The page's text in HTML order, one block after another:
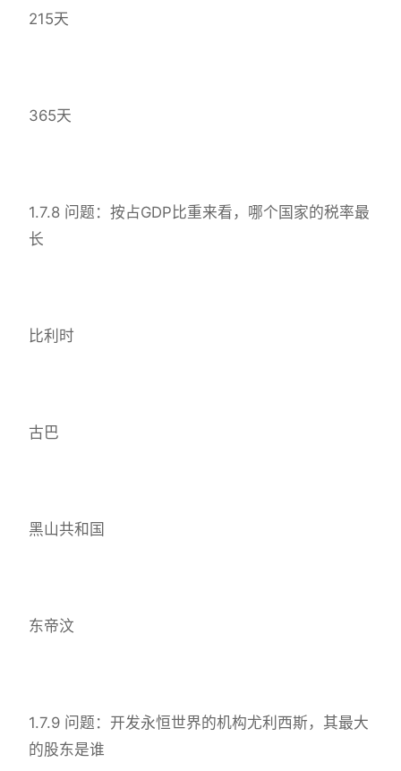
215天
365天
1.7.8 问题：按占GDP比重来看，哪个国家的税率最
长
比利时
古巴
黑山共和国
东帝汶
1.7.9 问题：开发永恒世界的机构尤利西斯，其最大
的股东是谁